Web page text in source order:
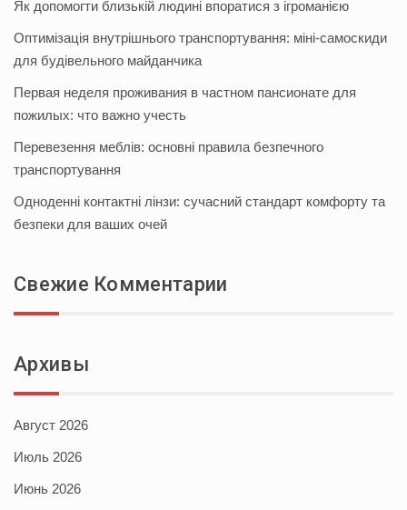
Як допомогти близькій людині впоратися з ігроманією
Оптимізація внутрішнього транспортування: міні-самоскиди
для будівельного майданчика
Первая неделя проживания в частном пансионате для
пожилых: что важно учесть
Перевезення меблів: основні правила безпечного
транспортування
Одноденні контактні лінзи: сучасний стандарт комфорту та
безпеки для ваших очей
Свежие Комментарии
Архивы
Август 2026
Июль 2026
Июнь 2026